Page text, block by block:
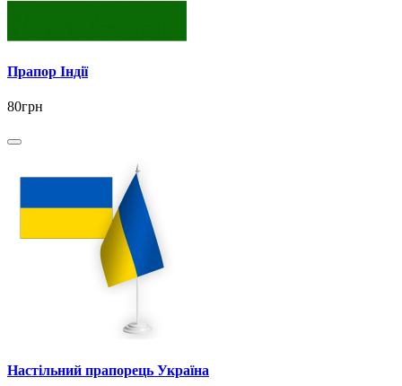
Прапор Індії
80грн
Настільний прапорець Україна